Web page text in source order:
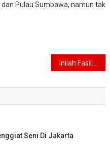
Pulau Sumbawa, namun tak
Seni Di Jakarta